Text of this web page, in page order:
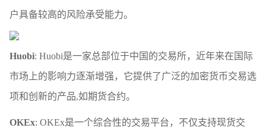
户具备较高的风险承受能力。
Huobi: Huobi是一家总部位于中国的交易所，近年来在国际
市场上的影响力逐渐增强，它提供了广泛的加密货币交易选
项和创新的产品,如期货合约。
OKEx: OKEx是一个综合性的交易平台，不仅支持现货交